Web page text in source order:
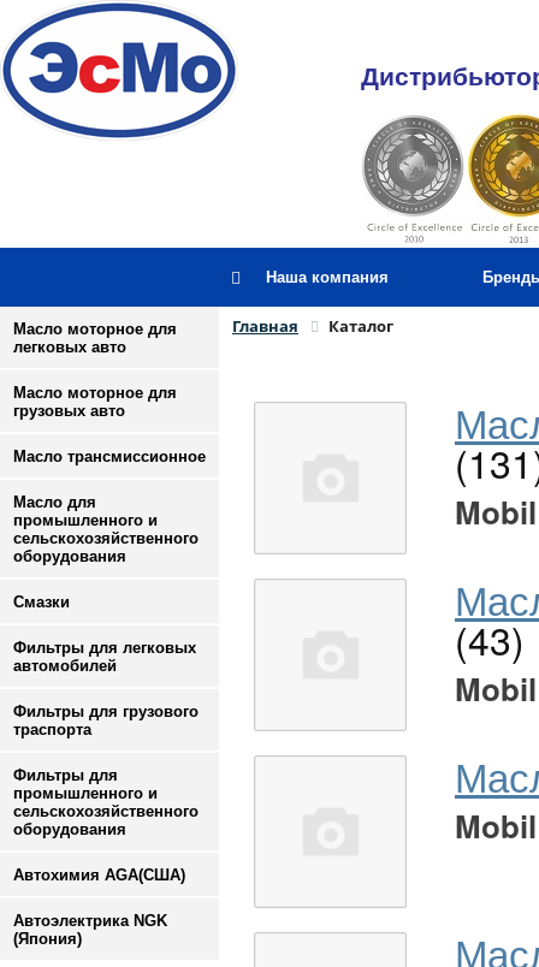
Наша компания
Масло моторное для
легковых авто
Масло моторное для
грузовых авто
Масло трансмиссионное
Масло для
промышленного и
сельскохозяйственного
оборудования
Смазки
Фильтры для легковых
автомобилей
Фильтры для грузового
траспорта
Фильтры для
промышленного и
сельскохозяйственного
оборудования
Автохимия AGA(США)
Автоэлектрика NGK
(Япония)
Главная Каталог
Mobil
(43)
Mobil
Mobil